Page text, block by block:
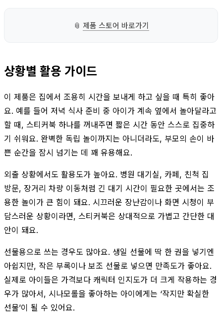
📎 제품 스토어 바로가기
상황별 활용 가이드
이 제품은 집에서 조용히 시간을 보내게 하고 싶을 때 특히 좋아
요. 예를 들어 저녁 식사 준비 중 아이가 계속 옆에서 놀아달라고
할 때, 스티커북 하나를 꺼내주면 짧은 시간 동안 스스로 집중하
기 쉬워요. 완벽한 독립 놀이까지는 아니더라도, 부모의 손이 바
쁜 순간을 잠시 넘기는 데 꽤 유용해요.
외출 상황에서도 활용도가 높아요. 병원 대기실, 카페, 친척 집
방문, 장거리 차량 이동처럼 긴 대기 시간이 필요한 곳에서는 조
용한 놀이가 큰 힘이 돼요. 시끄러운 장난감이나 화면 시청이 부
담스러운 상황이라면, 스티커북은 상대적으로 가볍고 간단한 대
안이 돼요.
선물용으로 쓰는 경우도 많아요. 생일 선물에 딱 한 권을 넣기엔
아쉽지만, 작은 부록이나 보조 선물로 넣으면 만족도가 좋아요.
실제로 아이들은 가격보다 캐릭터 인지도가 더 크게 작용하는 경
우가 많아서, 시나모롤을 좋아하는 아이에게는 ‘작지만 확실한
선물’이 될 수 있어요.